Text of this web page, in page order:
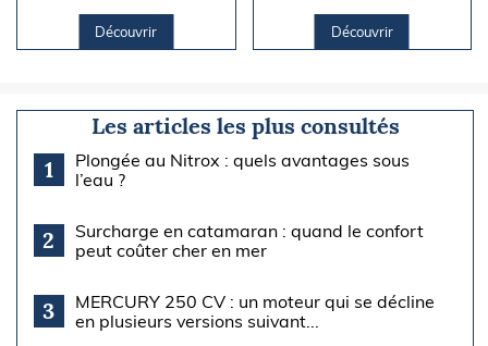
Découvrir Découvrir
Les articles les plus consultés
1
Plongée au Nitrox : quels avantages sous
l’eau ?
2
Surcharge en catamaran : quand le confort
peut coûter cher en mer
3
MERCURY 250 CV : un moteur qui se décline
en plusieurs versions suivant...